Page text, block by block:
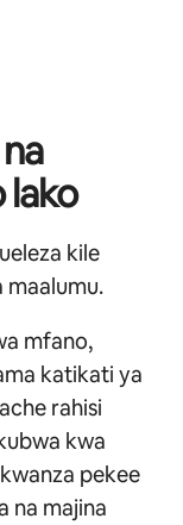
lako
kile
maalumu.
mfano,
katikati ya
rahisi
kwa
pekee
na majina